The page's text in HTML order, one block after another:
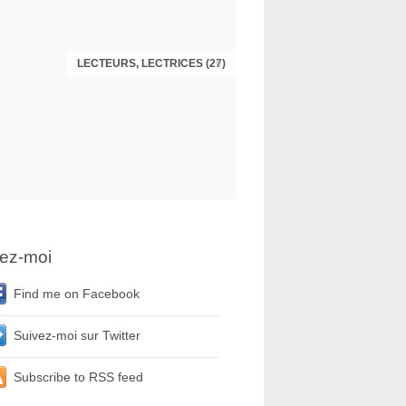
LECTEURS, LECTRICES (27)
LECTEURS, LECTRICES (26)
moi
Find me on Facebook
Suivez-moi sur Twitter
Subscribe to RSS feed